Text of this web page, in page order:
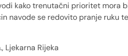
kako trenutačni prioritet mora
navode se redovito pranje ruku te
Ljekarna Rijeka